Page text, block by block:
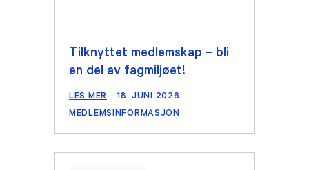
Tilknyttet medlemskap – bli
en del av fagmiljøet!
LES MER
18. JUNI 2026
MEDLEMSINFORMASJON